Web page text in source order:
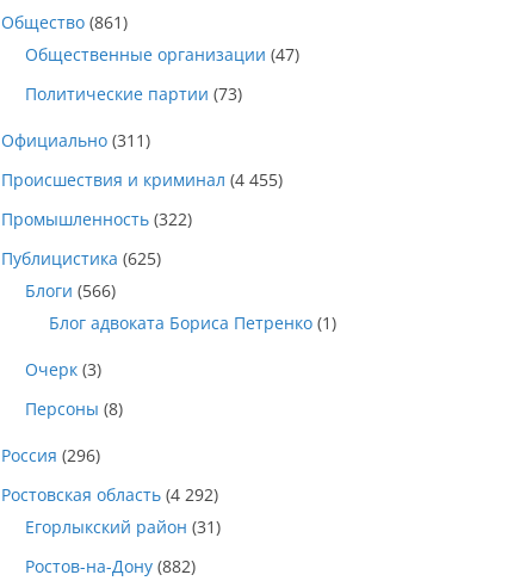
Общество (861)
Общественные организации (47)
Политические партии (73)
Официально (311)
Происшествия и криминал (4 455)
Промышленность (322)
Публицистика (625)
Блоги (566)
Блог адвоката Бориса Петренко (1)
Очерк (3)
Персоны (8)
Россия (296)
Ростовская область (4 292)
Егорлыкский район (31)
Ростов-на-Дону (882)